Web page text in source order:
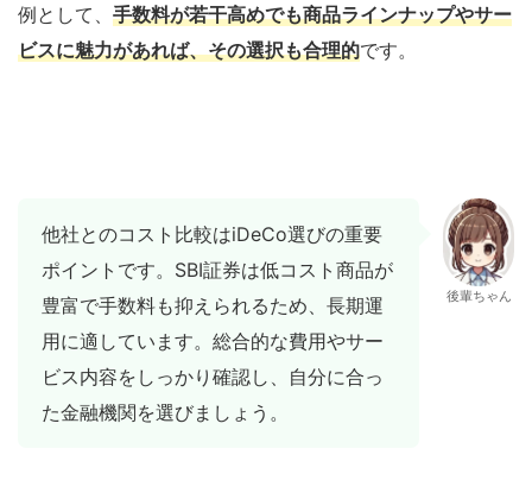
例として、 手数料が若干高めでも商品ラインナップやサー
ビスに魅力があれば、その選択も合理的です。
他社とのコスト比較はiDeCo選びの重要
ポイントです。SBI証券は低コスト商品が
豊富で手数料も抑えられるため、長期運
用に適しています。総合的な費用やサー
ビス内容をしっかり確認し、自分に合っ
た金融機関を選びましょう。
後輩ちゃん